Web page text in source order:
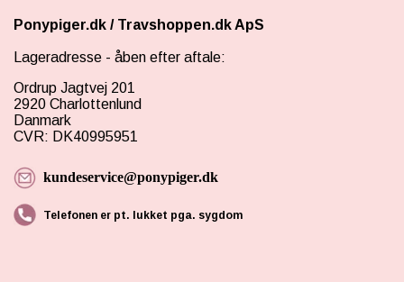
Ponypiger.dk / Travshoppen.dk ApS
Lageradresse - åben efter aftale:
Ordrup Jagtvej 201
2920 Charlottenlund
Danmark
CVR: DK40995951
kundeservice@ponypiger.dk
Telefonen er pt. lukket pga. sygdom